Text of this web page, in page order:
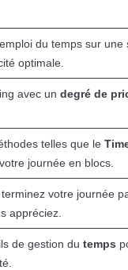
du temps sur une
optimale.
avec un degré de
telles que le
journée en blocs.
votre journée
appréciez.
de gestion du temps